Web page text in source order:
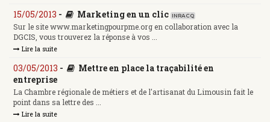
15/05/2013 - Marketing en un clic INRACQ
Sur le site www.marketingpourpme.org en collaboration avec la
DGCIS, vous trouverez la réponse à vos ...
Lire la suite
03/05/2013 -
Mettre en place la traçabilité en
entreprise
La Chambre régionale de métiers et de l'artisanat du Limousin fait le
point dans sa lettre des ...
Lire la suite